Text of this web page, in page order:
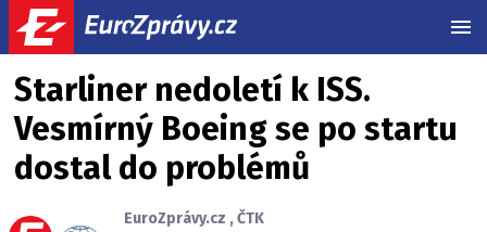
Starliner nedoletí k ISS.
Vesmírný Boeing se po startu
dostal do problémů
EuroZprávy.cz ,ČTK